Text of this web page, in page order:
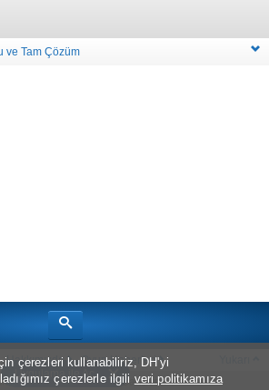
Uygulama ile Aç
ve Tam Çözüm
Hakkımızda Oyun Haberleri
© 2026Bölüm Sonu Canavarı
çerezleri kullanabiliriz, DH'yi
çerezlerle ilgili veri politikamıza